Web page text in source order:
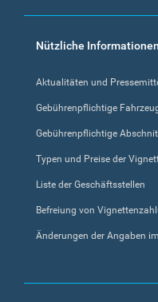
Footer
Nützliche Informationen
Aktualitäten und
Gebührenpflichtige
Gebührenpflichtige
Typen und Preise der
Liste der Geschäftsstellen
Befreiung von
Änderungen der Angaben